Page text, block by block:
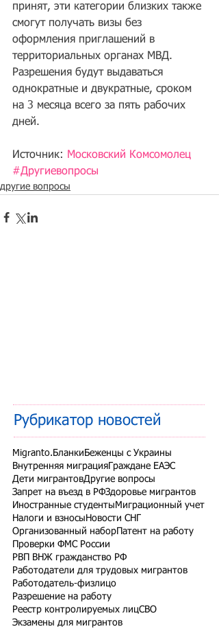
принят, эти категории близких также
смогут получать визы без
оформления приглашений в
территориальных органах МВД.
Разрешения будут выдаваться
однократные и двукратные, сроком
на 3 месяца всего за пять рабочих
дней.
Источник: Московский Комсомолец
#Другиевопросы
другие вопросы
Рубрикатор новостей
Migranto.Бланки Беженцы с Украины
Внутренняя миграцияГраждане ЕАЭС
Дети мигрантовДругие вопросы
Запрет на въезд в РФЗдоровье мигрантов
Иностранные студенты Миграционный учет
Налоги и взносы Новости СНГ
Организованный наборПатент на работу
Проверки ФМС России
РВП ВНЖ гражданство РФ
Работодатели для трудовых мигрантов
Работодатель-физлицо
Разрешение на работу
Реестр контролируемых лицСВО
Экзамены для мигрантов